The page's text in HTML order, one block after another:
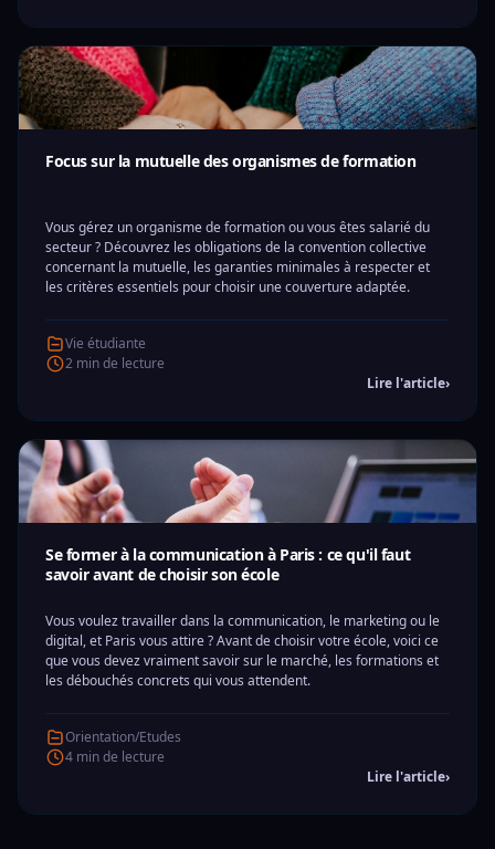
Focus sur la mutuelle des organismes de formation
Vous gérez un organisme de formation ou vous êtes salarié du
secteur ? Découvrez les obligations de la convention collective
concernant la mutuelle, les garanties minimales à respecter et
les critères essentiels pour choisir une couverture adaptée.
Vie étudiante
2 min de lecture
Lire l'article›
Se former à la communication à Paris : ce qu'il faut
savoir avant de choisir son école
Vous voulez travailler dans la communication, le marketing ou le
digital, et Paris vous attire ? Avant de choisir votre école, voici ce
que vous devez vraiment savoir sur le marché, les formations et
les débouchés concrets qui vous attendent.
Orientation/Etudes
4 min de lecture
Lire l'article›